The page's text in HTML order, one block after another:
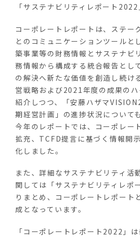
「サステナビリティレポート 2022
コーポレートレポートは、ステー
とのコミュニケーションツールと
築事業等の財務情報とサステナビ
務情報から構成する統合報告とし
の解決へ新たな価値を創造し続け
営戦略および2021 年度の成果の
紹介しつつ、「安藤ハザマ
期経営計画」の進捗状況について
今年のレポートでは、コーポレー
拡充、 TCFD提言に基づく情報開
化しました。
また、詳細なサステナビリティ活
関しては「サステナビリティレポ
りまとめ、コーポレートレポート
成となっています。
「コーポレートレポート 2022 」